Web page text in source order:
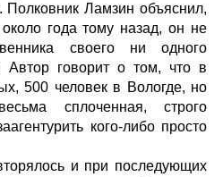
Ламзин объяснил,
года тому назад, он не
своего ни одного
Автор говорит о том, что в
500 человек в Вологде, но
сплоченная, строго
кого-либо просто
и при последующих